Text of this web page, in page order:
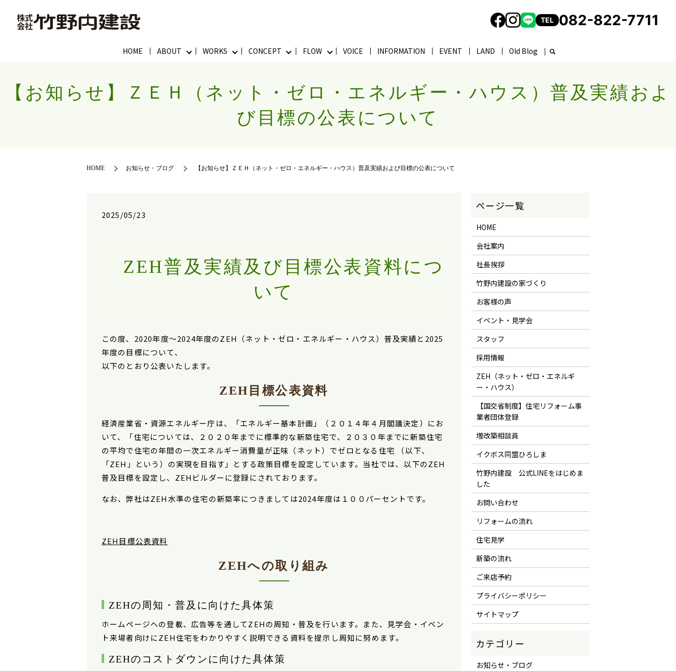
HOME ABOUT WORKS CONCEPT FLOW VOICE INFORMATION EVENT LAND Old Blog
TEL 082-822-7711
【お知らせ】ＺＥＨ（ネット・ゼロ・エネルギー・ハウス）普及実績およ
び目標の公表について
HOME お知らせ・ブログ 【お知らせ】ＺＥＨ（ネット・ゼロ・エネルギー・ハウス）普及実績および目標の公表について
2025/05/23
ZEH普及実績及び目標公表資料につ
いて
この度、2020年度～2024年度のZEH（ネット・ゼロ・エネルギー・ハウス）普及実績と2025
年度の目標について、
以下のとおり公表いたします。
ZEH 目標公表資料
経済産業省・資源エネルギー庁は、「エネルギー基本計画」（２０１４年４月閣議決定）にお
いて、「住宅については、２０２０年までに標準的な新築住宅で、２０３０年までに新築住宅
の平均で住宅の年間の一次エネルギー消費量が正味（ネット）でゼロとなる住宅 （以下、
「ZEH」という）の実現を目指す」とする政策目標を設定しています。当社では、以下のZEH
普及目標を設定し、ZEHビルダーに登録にされております。
なお、弊社はZEH水準の住宅の新築率につきましては2024年度は１００パーセントです。
ZEH目標公表資料
ZEHへの取り組み
ZEHの周知・普及に向けた具体策
ホームページへの登載、広告等を通してZEHの周知・普及を行います。また、見学会・イベン
ト来場者向けにZEH住宅をわかりやすく説明できる資料を提示し周知に努めます。
ZEHのコストダウンに向けた具体策
HOME
会社案内
社長挨拶
竹野内建設の家づくり
お客様の声
イベント・見学会
スタッフ
採用情報
ZEH（ネット・ゼロ・エネルギ
ー・ハウス）
【国交省制度】住宅リフォーム事
業者団体登録
増改築相談員
イクボス同盟ひろしま
竹野内建設 公式LINEをはじめま
した
お問い合わせ
リフォームの流れ
住宅見学
新築の流れ
ご来店予約
プライバシーポリシー
サイトマップ
お知らせ・ブログ